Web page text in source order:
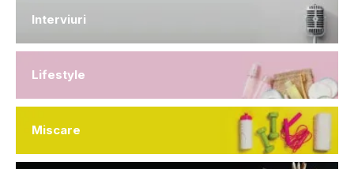
Interviuri
Lifestyle
Miscare